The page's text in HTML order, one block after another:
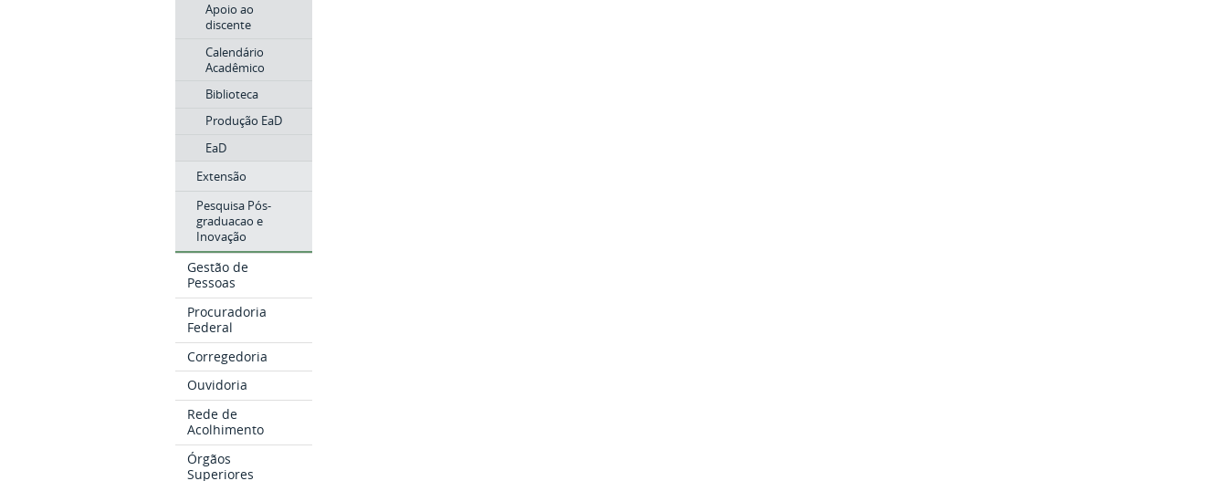
Apoio ao
discente
Calendário
Acadêmico
Biblioteca
Produção EaD
EaD
Extensão
Pesquisa Pós-
graduacao e
Inovação
Gestão de
Pessoas
Procuradoria
Federal
Corregedoria
Ouvidoria
Rede de
Acolhimento
Órgãos
Superiores